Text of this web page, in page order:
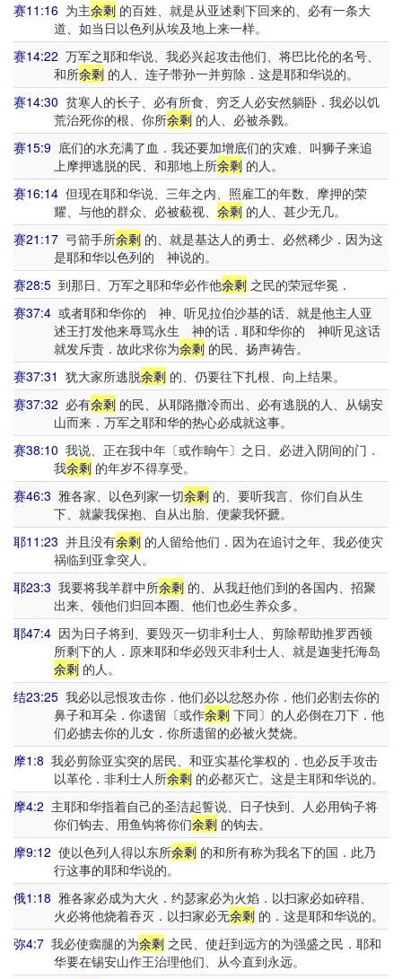
赛11:16 为主余剩 的百姓、就是从亚述剩下回来的、必有一条大
道、如当日以色列从埃及地上来一样。
赛14:22 万军之耶和华说、我必兴起攻击他们、将巴比伦的名号、
和所余剩的人、连子带孙一并剪除．这是耶和华说的。
赛14:30 贫寒人的长子、必有所食、穷乏人必安然躺卧．我必以饥
荒治死你的根、你所余剩的人、必被杀戮。
赛15:9 底们的水充满了血．我还要加增底们的灾难、叫狮子来追
上摩押逃脱的民、和那地上所余剩的人。
赛16:14 但现在耶和华说、三年之内、照雇工的年数、摩押的荣
耀、与他的群众、必被藐视、 余剩的人、甚少无几。
赛21:17 弓箭手所余剩 的、就是基达人的勇士、必然稀少．因为这
是耶和华以色列的 神说的。
赛28:5 到那日、万军之耶和华必作他余剩 之民的荣冠华冕．
赛37:4 或者耶和华你的 神、听见拉伯沙基的话、就是他主人亚
述王打发他来辱骂永生 神的话．耶和华你的 神听见这话
就发斥责．故此求你为余剩的民、扬声祷告。
赛37:31 犹大家所逃脱余剩 的、仍要往下扎根、向上结果。
赛37:32 必有余剩 的民、从耶路撒冷而出、必有逃脱的人、从锡安
山而来．万军之耶和华的热心必成就这事。
赛38:10 我说、正在我中年〔或作晌午〕之日、必进入阴间的门．
我余剩的年岁不得享受。
赛46:3 雅各家、以色列家一切余剩 的、要听我言、你们自从生
下、就蒙我保抱、自从出胎、便蒙我怀搋。
耶11:23 并且没有余剩 的人留给他们．因为在追讨之年、我必使灾
祸临到亚拿突人。
耶23:3 我要将我羊群中所余剩 的、从我赶他们到的各国内、招聚
出来、领他们归回本圈、他们也必生养众多。
耶47:4 因为日子将到、要毁灭一切非利士人、剪除帮助推罗西顿
所剩下的人．原来耶和华必毁灭非利士人、就是迦斐托海岛
余剩的人。
结23:25 我必以忌恨攻击你．他们必以忿怒办你．他们必割去你的
鼻子和耳朵．你遗留〔或作余剩下同〕的人必倒在刀下．他
们必掳去你的儿女．你所遗留的必被火焚烧。
摩1:8 我必剪除亚实突的居民、和亚实基伦掌权的．也必反手攻击
以革伦．非利士人所余剩的必都灭亡。这是主耶和华说的。
摩4:2 主耶和华指着自己的圣洁起誓说、日子快到、人必用钩子将
你们钩去、用鱼钩将你们余剩的钩去。
摩9:12 使以色列人得以东所余剩 的和所有称为我名下的国．此乃
行这事的耶和华说的。
俄1:18 雅各家必成为大火．约瑟家必为火焰．以扫家必如碎稓、
火必将他烧着吞灭．以扫家必无余剩的．这是耶和华说的。
弥4:7 我必使瘸腿的为余剩 之民、使赶到远方的为强盛之民．耶和
华要在锡安山作王治理他们、从今直到永远。